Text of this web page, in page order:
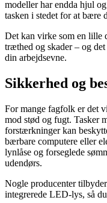
modeller har endda hjul
tasken i stedet for at bære
Det kan virke som en lille
træthed og skader – og
din arbejdsevne.
Sikkerhed og
For mange fagfolk er det
mod stød og fugt. Tasker
forstærkninger kan
bærbare computere eller
lynlåse og forseglede
udendørs.
Nogle producenter
integrerede LED-lys, så